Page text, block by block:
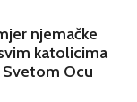
njemačke
katolicima
Ocu